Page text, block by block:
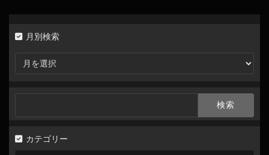
月別検索
月
検
カテゴリー